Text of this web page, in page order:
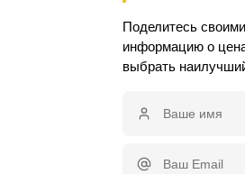
Поделитесь
информацию о
выбрать